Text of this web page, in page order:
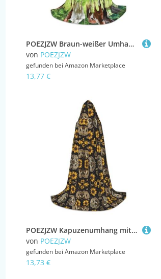
POEZJZW Braun-weißer Umhang mit Pferdemuster, für Herren und Damen, Umhang mit Kapuze, für Erwachsene, Renaissance, Halloween, Hexenkostüm, Zauberer-Umhang, Größe M
von POEZJZW
gefunden bei Amazon Marketplace
13,77 €
POEZJZW Kapuzenumhang mit süßem Panda-Sonnenblumen-Muster, für Damen und Herren, Halloween-Kostüm, Maskerade, Cosplay, Kostüm, Weihnachten, Party, Robe, Größe M
von POEZJZW
gefunden bei Amazon Marketplace
13,73 €